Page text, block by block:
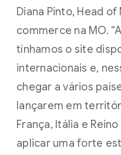
Diana Pinto, Head
commerce na MO.
tínhamos o site
internacionais e,
chegar a vários
lançarem em
França, Itália e
aplicar uma forte